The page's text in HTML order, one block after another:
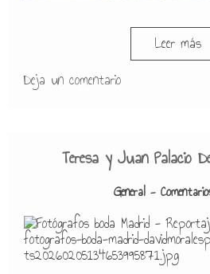
Leer más
Deja un comentario
Teresa y Juan Palacio
General -